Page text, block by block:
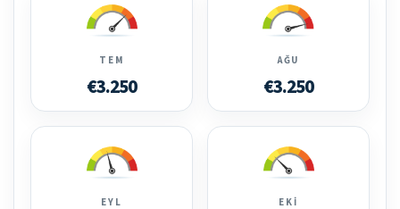
TEM
€3.250
AĞU
€3.250
EYL EKI